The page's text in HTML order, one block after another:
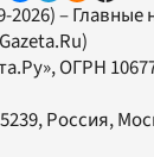
2026) – Главные
, ОГРН
Россия,